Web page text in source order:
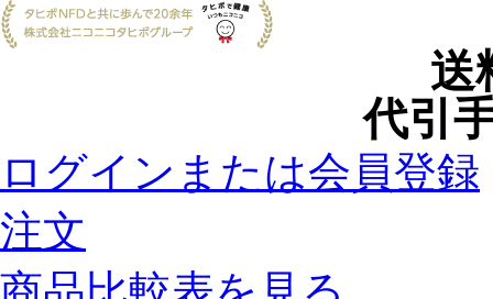
送
代引
ログインまたは会員登録
注文